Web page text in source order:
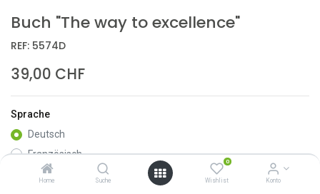
Home Suche
0
Wishlist Konto
Buch "The way to excellence"
REF: 5574D
39,00 CHF
Sprache
Deutsch
Französisch